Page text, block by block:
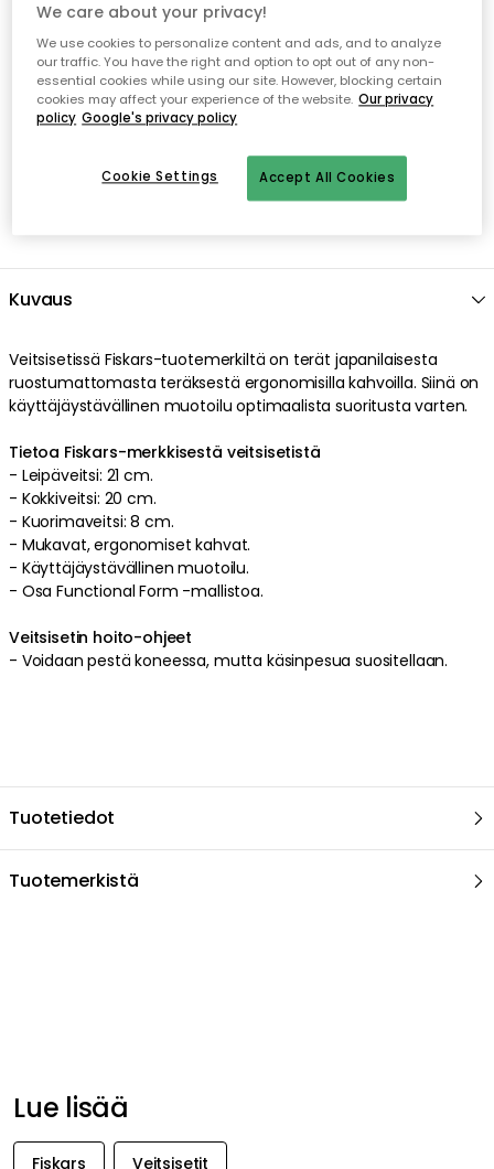
Ilmainen toimitus yli 79 €*
Nopeat ja joustavat toimitukset
Avoin palautusoikeus 30 päivän ajan
Fiskars
Keittiöveitset & Veitsitarvikkeet
We care about your privacy!
We use cookies to personalize content and ads, and to analyze
our traffic. You have the right and option to opt out of any non-
essential cookies while using our site. However, blocking certain
cookies may affect your experience of the website. Our privacy
policy Google's privacy policy
Accept All Cookies
Cookie Settings